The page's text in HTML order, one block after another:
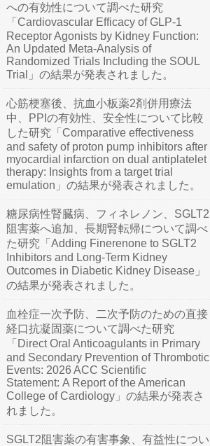
への有効性について調べた研究
「Cardiovascular Efficacy of GLP-1
Receptor Agonists by Kidney Function:
An Updated Meta-Analysis of
Randomized Trials Including the SOUL
Trial」の結果が発表されました。
心筋梗塞後、抗血小板薬2剤併用療法
中、PPIの有効性、安全性について比較
した研究「Comparative effectiveness
and safety of proton pump inhibitors after
myocardial infarction on dual antiplatelet
therapy: Insights from a target trial
emulation」の結果が発表されました。
糖尿病性腎臓病、フィネレノン、SGLT2
阻害薬へ追加、長期腎転帰について調べ
た研究「Adding Finerenone to SGLT2
Inhibitors and Long-Term Kidney
Outcomes in Diabetic Kidney Disease」
の結果が発表されました。
血栓症一次予防、二次予防のための直接
経口抗凝固薬について調べた研究
「Direct Oral Anticoagulants in Primary
and Secondary Prevention of Thrombotic
Events: 2026 ACC Scientific
Statement: A Report of the American
College of Cardiology」の結果が発表さ
れました。
SGLT2阻害薬の有害事象、有益性につい